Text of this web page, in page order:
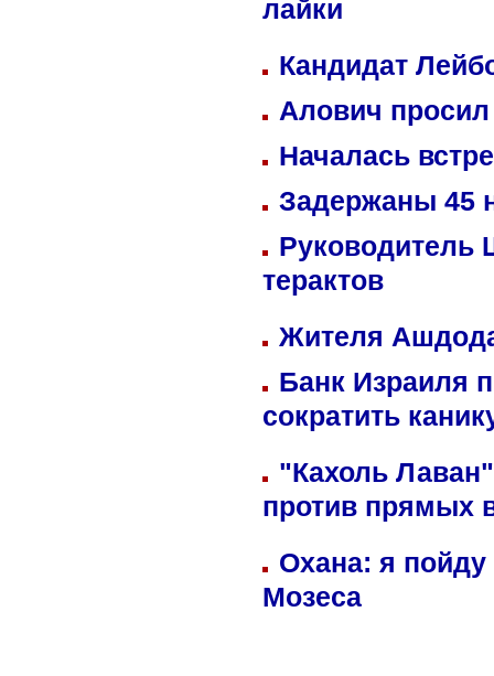
лайки
Кандидат
Алович просил
Началась
Задержаны 45
Руководитель
терактов
Жителя
Банк Израиля
сократить
"Кахоль
против прямых
Охана: я пойду
Мозеса